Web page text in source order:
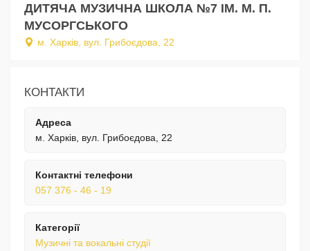
ДИТЯЧА МУЗИЧНА ШКОЛА №7 ІМ. М. П.
МУСОРГСЬКОГО
м. Харків, вул. Грибоєдова, 22
КОНТАКТИ
Адреса
м. Харків, вул. Грибоєдова, 22
Контактні телефони
057 376 - 46 - 19
Категорії
Музичні та вокальні студії